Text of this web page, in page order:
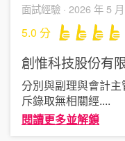
面試經驗 · 2026 年 5 月
5.0 分
創惟科技股份有
分別與副理與會計
斥錄取無相關經....
閱讀更多並解鎖